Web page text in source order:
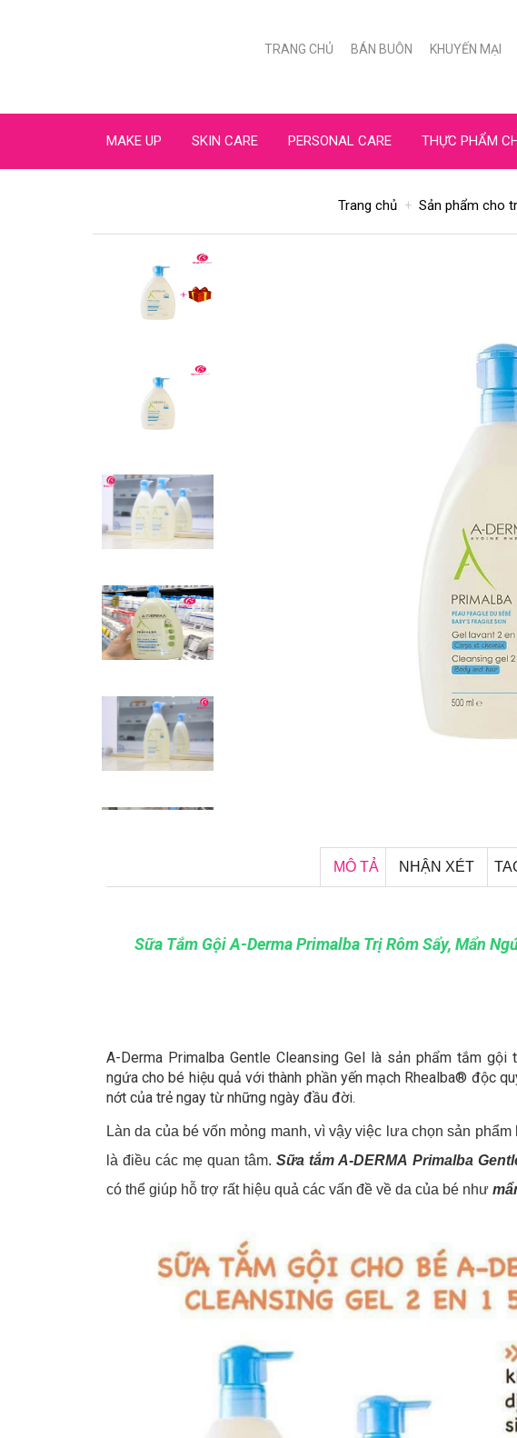
TRANG CHỦ BÁN BUÔN KHUYẾN MẠI
MAKE UP SKIN CARE PERSONAL CARE THỰC PHẨM
Trang chủ Sản phẩm cho
MÔ TẢ NHẬN XÉT
Sữa Tắm Gội A-Derma Primalba Trị Rôm Sẩy, Mẩn
A-Derma Primalba Gentle Cleansing Gel là sản phẩm tắm gội
ngứa cho bé hiệu quả với thành phần yến mạch Rhealba® độc
nớt của trẻ ngay từ những ngày đầu đời.
Làn da của bé vốn mỏng manh, vì vậy việc lưa chọn sản
là điều các mẹ quan tâm.Sữa tắm A-DERMA Primalba
có thể giúp hỗ trợ rất hiệu quả các vấn đề về da của bé như